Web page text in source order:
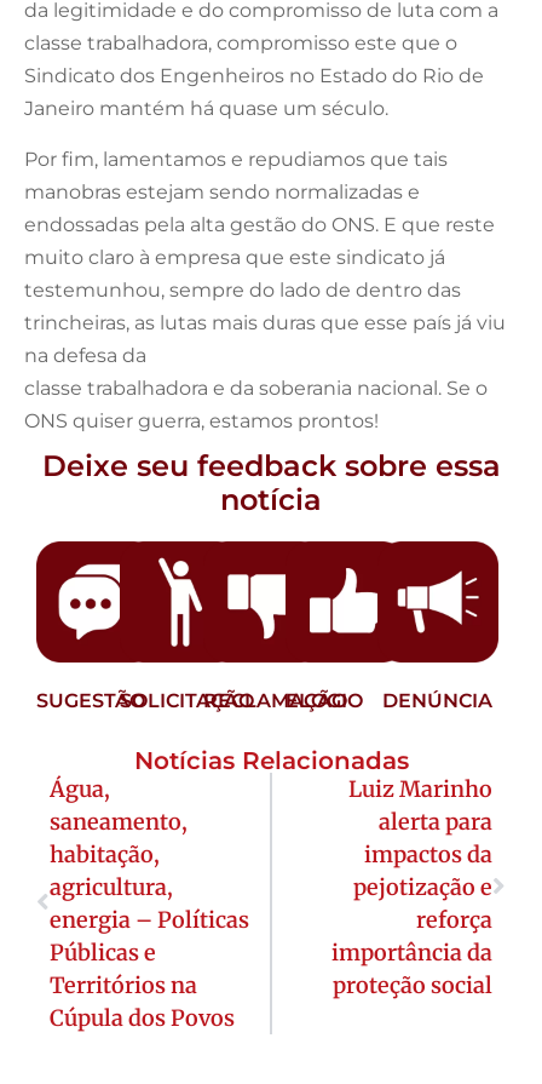
da legitimidade e do compromisso de luta com a
classe trabalhadora, compromisso este que o
Sindicato dos Engenheiros no Estado do Rio de
Janeiro mantém há quase um século.
Por fim, lamentamos e repudiamos que tais
manobras estejam sendo normalizadas e
endossadas pela alta gestão do ONS. E que reste
muito claro à empresa que este sindicato já
testemunhou, sempre do lado de dentro das
trincheiras, as lutas mais duras que esse país já viu
na defesa da
classe trabalhadora e da soberania nacional. Se o
ONS quiser guerra, estamos prontos!
Deixe seu feedback sobre essa
notícia
SUGESTÃOSOLICITAÇÃORECLAMAÇÃO
ELOGIO DENÚNCIA
Notícias Relacionadas
Água,
saneamento,
habitação,
agricultura,
energia – Políticas
Públicas e
Territórios na
Cúpula dos Povos
Luiz Marinho
alerta para
impactos da
pejotização e
reforça
importância da
proteção social